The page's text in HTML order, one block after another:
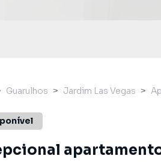
Guarulhos Jardim Las Vegas